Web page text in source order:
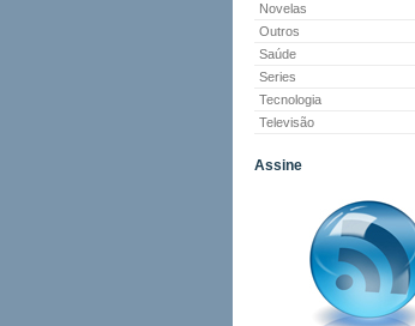
Novelas
Outros
Saúde
Series
Tecnologia
Televisão
Assine